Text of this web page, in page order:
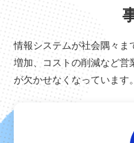
情報システムが社会隅々ま
増加、コストの削減など営
が欠かせなくなっています。